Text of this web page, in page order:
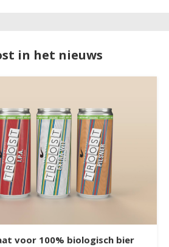
in het nieuws
voor 100% biologisch bier